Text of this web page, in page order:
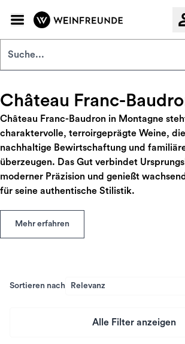
Château Franc-
Château Franc-Baudron in Montagne
charaktervolle, terroirgeprägte Weine,
nachhaltige Bewirtschaftung und
überzeugen. Das Gut verbindet
moderner Präzision und genießt
für seine authentische Stilistik.
Mehr erfahren
Sortieren nach Relevanz
Alle Filter anzeigen